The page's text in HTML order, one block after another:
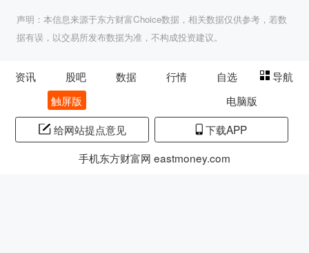
声明：本信息来源于东方财富Choice数据，相关数据仅供参考，若数
据有误，以交易所发布数据为准，不构成投资建议。
资讯 股吧 数据 行情 自选
导航
触屏版
电脑版
给网站提点意见
下载APP
手机东方财富网 eastmoney.com